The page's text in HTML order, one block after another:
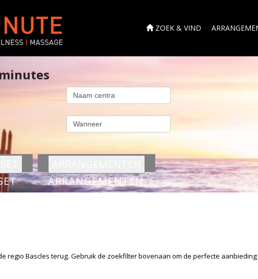
ZOEK & VIND
ARRANGEMENTEN
regio Basclesterug. Gebruik de zoekfilter bovenaan om de perfecte